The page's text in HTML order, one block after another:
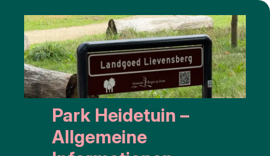
Park Heidetuin –
Allgemeine